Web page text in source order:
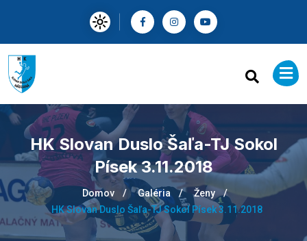
HK Slovan Duslo Šaľa-TJ Sokol
Písek 3.11.2018
Domov Galéria
Ženy
HK Slovan Duslo Šaľa-TJ Sokol Písek 3.11.2018